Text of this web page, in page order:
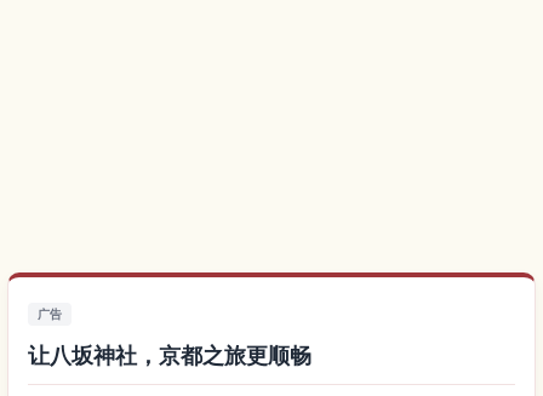
广告
让八坂神社，京都之旅更顺畅